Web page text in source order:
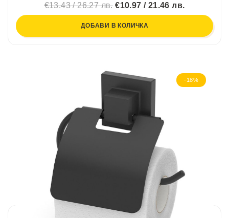
€13.43 / 26.27 лв.€10.97 / 21.46 лв.
ДОБАВИ В КОЛИЧКА
-18%